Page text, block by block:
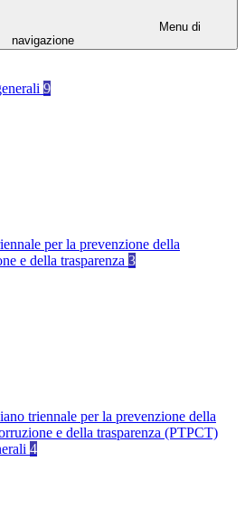
Menu di
navigazione
9
per la prevenzione della
e della trasparenza 3
triennale per la prevenzione della
e della trasparenza (PTPCT)
4